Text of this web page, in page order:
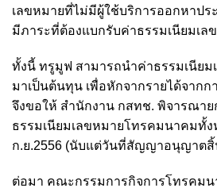
เลขหมายที่ไม่มีผู้ใช้บริการออกหาปร
มีภาระที่ต้องแบกรับค่าธรรมเนียมเ
ทั้งนี้ ทรูมูฟ สามารถนำค่าธรรมเนีย
มาเป็นต้นทุน เพื่อหักจากรายได้จากก
จึงขอให้ สำนักงาน กสทช. พิจารณาย
ธรรมเนียมเลขหมายโทรคมนาคมทั้
ก.ย.2556 (นับแต่วันที่สัญญาอนุญาตสิ้
ต่อมา คณะกรรมการกิจการโทรคม